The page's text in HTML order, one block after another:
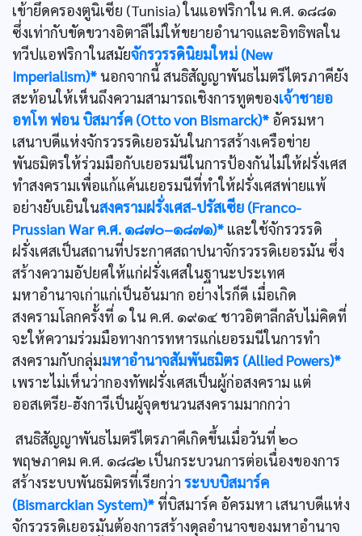
เข้ายึดครองตูนิเซีย (Tunisia) ในแอฟริกาใน ค.ศ. ๑๘๘๑
ซึ่งเท่ากับขัดขวางอิตาลีไม่ให้ขยายอำนาจและอิทธิพลใน
ทวีปแอฟริกาในสมัยจักรวรรดินิยมใหม่ (New
Imperialism)* นอกจากนี้ สนธิสัญญาพันธไมตรีไตรภาคียัง
สะท้อนให้เห็นถึงความสามารถเชิงการทูตของเจ้าชายอ
อทโท ฟอน บิสมาร์ค (Otto von Bismarck)* อัครมหา
เสนาบดีแห่งจักรวรรดิเยอรมันในการสร้างเครือข่าย
พันธมิตรให้ร่วมมือกับเยอรมนีในการป้องกันไม่ให้ฝรั่งเศส
ทำสงครามเพื่อแก้แค้นเยอรมนีที่ทำให้ฝรั่งเศสพ่ายแพ้
อย่างยับเยินในสงครามฝรั่งเศส-ปรัสเซีย (Franco-
Prussian War ค.ศ. ๑๘๗๐–๑๘๗๑)* และใช้จักรวรรดิ
ฝรั่งเศสเป็นสถานที่ประกาศสถาปนาจักรวรรดิเยอรมัน ซึ่ง
สร้างความอัปยศให้แก่ฝรั่งเศสในฐานะประเทศ
มหาอำนาจเก่าแก่เป็นอันมาก อย่างไรก็ดี เมื่อเกิด
สงครามโลกครั้งที่ ๑ ใน ค.ศ. ๑๙๑๔ ชาวอิตาลีกลับไม่คิดที่
จะให้ความร่วมมือทางการทหารแก่เยอรมนีในการทำ
สงครามกับกลุ่มมหาอำนาจสัมพันธมิตร (Allied Powers)*
เพราะไม่เห็นว่ากองทัพฝรั่งเศสเป็นผู้ก่อสงคราม แต่
ออสเตรีย-ฮังการีเป็นผู้จุดชนวนสงครามมากกว่า
สนธิสัญญาพันธไมตรีไตรภาคีเกิดขึ้นเมื่อวันที่ ๒๐
พฤษภาคม ค.ศ. ๑๘๘๒ เป็นกระบวนการต่อเนื่องของการ
สร้างระบบพันธมิตรที่เรียกว่า ระบบบิสมาร์ค
(Bismarckian System)* ที่บิสมาร์ค อัครมหา เสนาบดีแห่ง
จักรวรรดิเยอรมันต้องการสร้างดุลอำนาจของมหาอำนาจ